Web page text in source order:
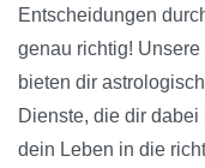
Entscheidungen
genau richtig!
bieten dir
Dienste, die dir
dein Leben in die